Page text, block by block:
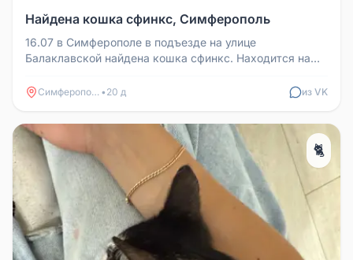
Найдена кошка сфинкс, Симферополь
16.07 в Симферополе в подъезде на улице
Балаклавской найдена кошка сфинкс. Находится на
Симферополь • 20 д из VK
🐈